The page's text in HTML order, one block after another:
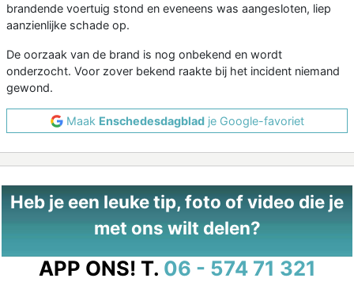
brandende voertuig stond en eveneens was aangesloten, liep
aanzienlijke schade op.
De oorzaak van de brand is nog onbekend en wordt
onderzocht. Voor zover bekend raakte bij het incident niemand
gewond.
Maak Enschedesdagbladje Google-favoriet
Heb je een leuke tip, foto of video die je
met ons wilt delen?
APP ONS! T. 06 - 574 71 321